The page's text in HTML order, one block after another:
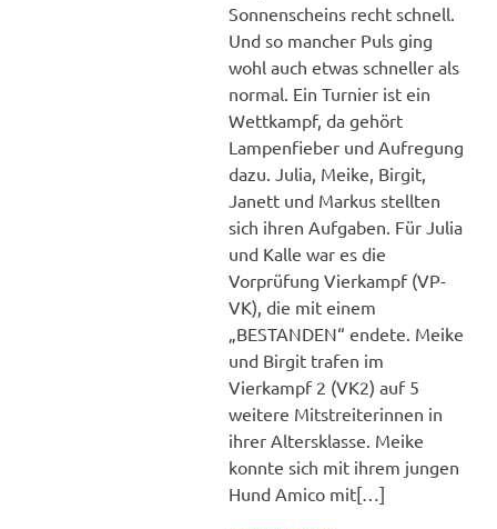
Sonnenscheins recht schnell.
Und so mancher Puls ging
wohl auch etwas schneller als
normal. Ein Turnier ist ein
Wettkampf, da gehört
Lampenfieber und Aufregung
dazu. Julia, Meike, Birgit,
Janett und Markus stellten
sich ihren Aufgaben. Für Julia
und Kalle war es die
Vorprüfung Vierkampf (VP-
VK), die mit einem
„BESTANDEN“ endete. Meike
und Birgit trafen im
Vierkampf 2 (VK2) auf 5
weitere Mitstreiterinnen in
ihrer Altersklasse. Meike
konnte sich mit ihrem jungen
Hund Amico mit[…]